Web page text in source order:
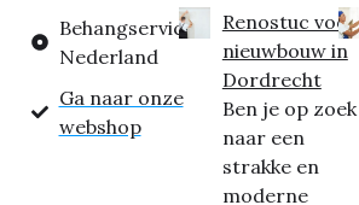
Behangservice
Nederland
Ga naar onze
webshop
Renostuc voor
nieuwbouw in
Dordrecht
Ben je op zoek
naar een
strakke en
moderne